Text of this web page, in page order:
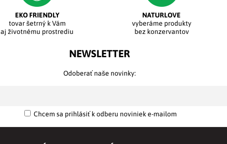
EKO FRIENDLY
tovar šetrný k Vám
aj životnému prostrediu
NATURLOVE
vyberáme produkty
bez konzervantov
NEWSLETTER
Odoberať naše novinky:
Chcem sa prihlásiť k odberu noviniek e-mailom